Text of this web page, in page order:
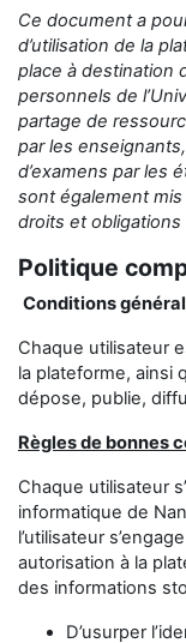
Ce document a
d’utilisation de la
place à destination
personnels de
partage de
par les enseignants,
d’examens par les
sont également
droits et obligations
Politique
Conditions
Chaque utilisateur
la plateforme, ainsi
dépose, publie,
Règles de bonnes
Chaque utilisateur
informatique de
l’utilisateur
autorisation à la
des informations
D’usurper